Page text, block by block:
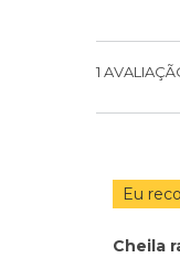
1
Eu
Cheila